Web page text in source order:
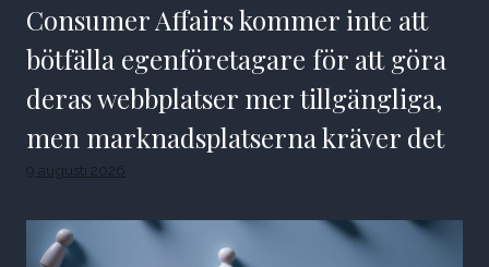
Consumer Affairs kommer inte att
bötfälla egenföretagare för att göra
deras webbplatser mer tillgängliga,
men marknadsplatserna kräver det
9 augusti 2026